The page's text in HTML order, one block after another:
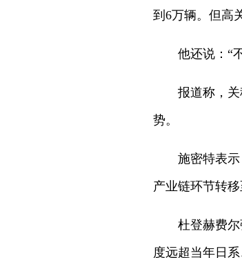
到6万辆。但高
他还说：“
报道称，
势。
施密特表
产业链环节转
杜登赫费
度远超当年日